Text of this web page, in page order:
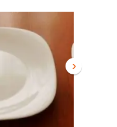
›